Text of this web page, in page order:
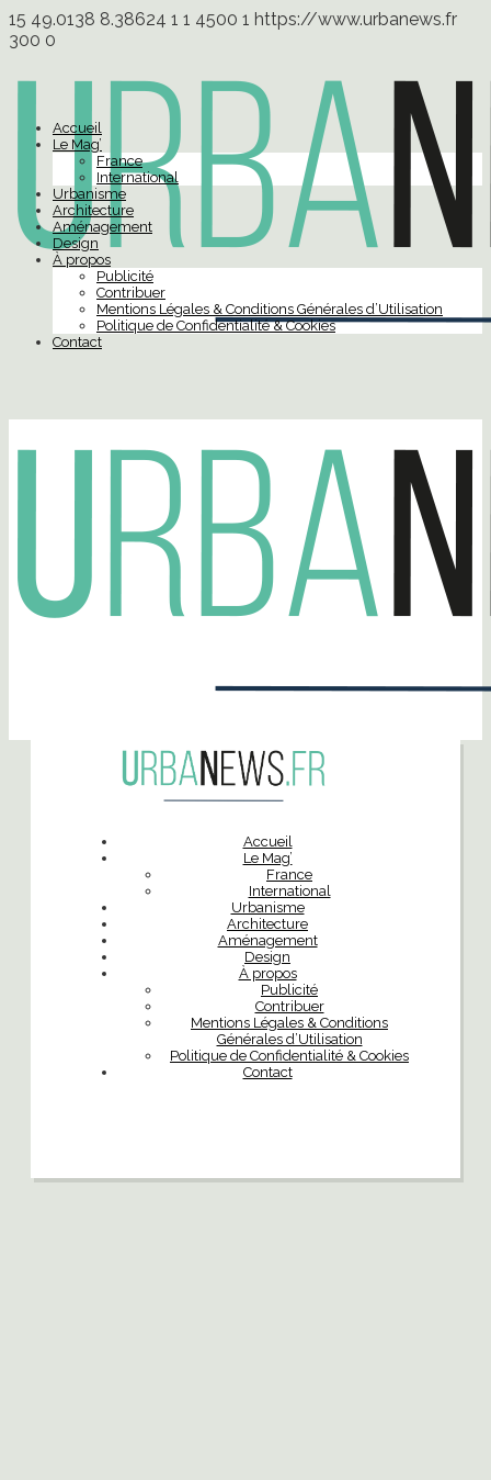
15 49.0138 8.38624 1 1 4500 1 https://www.urbanews.fr
300 0
Accueil
Le Mag’
France
International
Urbanisme
Architecture
Aménagement
Design
À propos
Publicité
Contribuer
Mentions Légales & Conditions Générales d’Utilisation
Politique de Confidentialité & Cookies
Contact
Accueil
Le Mag’
France
International
Urbanisme
Architecture
Aménagement
Design
À propos
Publicité
Contribuer
Mentions Légales & Conditions
Générales d’Utilisation
Politique de Confidentialité & Cookies
Contact